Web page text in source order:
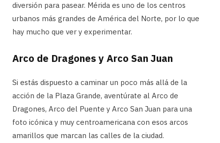
diversión para pasear. Mérida es uno de los centros
urbanos más grandes de América del Norte, por lo que
hay mucho que ver y experimentar.
Arco de Dragones y Arco San Juan
Si estás dispuesto a caminar un poco más allá de la
acción de la Plaza Grande, aventúrate al Arco de
Dragones, Arco del Puente y Arco San Juan para una
foto icónica y muy centroamericana con esos arcos
amarillos que marcan las calles de la ciudad.